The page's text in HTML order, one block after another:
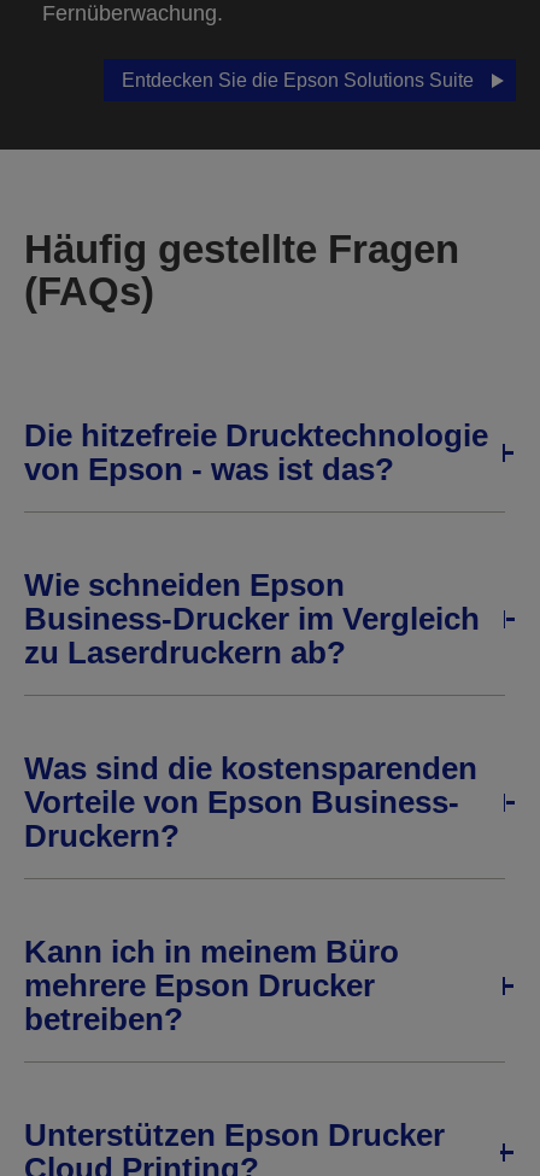
Fernüberwachung.
Entdecken Sie die Epson Solutions Suite
Häufig gestellte Fragen
(FAQs)
Die hitzefreie Drucktechnologie
von Epson - was ist das?
Wie schneiden Epson
Business-Drucker im Vergleich
zu Laserdruckern ab?
Was sind die kostensparenden
Vorteile von Epson Business-
Druckern?
Kann ich in meinem Büro
mehrere Epson Drucker
betreiben?
Unterstützen Epson Drucker
Cloud Printing?